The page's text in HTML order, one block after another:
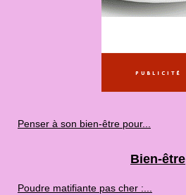
Penser à son bien-être pour...
Bien-être
Poudre matifiante pas cher :...